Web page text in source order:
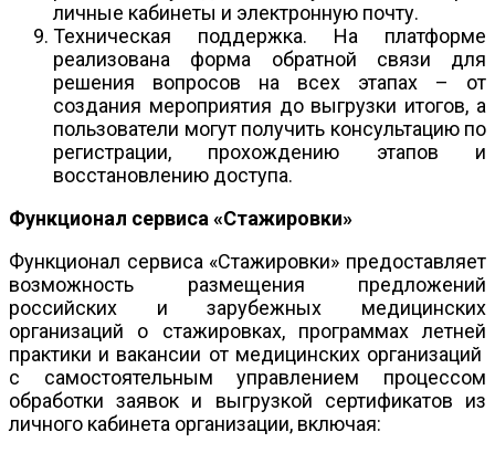
личные кабинеты и электронную почту.
Техническая поддержка. На платформе
реализована форма обратной связи для
решения вопросов на всех этапах – от
создания мероприятия до выгрузки итогов, а
пользователи могут получить консультацию по
регистрации, прохождению этапов и
восстановлению доступа.
Функционал сервиса «Стажировки»
Функционал сервиса «Стажировки» предоставляет
возможность размещения предложений
российских и зарубежных медицинских
организаций о стажировках, программах летней
практики и вакансии от медицинских организаций
с самостоятельным управлением процессом
обработки заявок и выгрузкой сертификатов из
личного кабинета организации, включая: